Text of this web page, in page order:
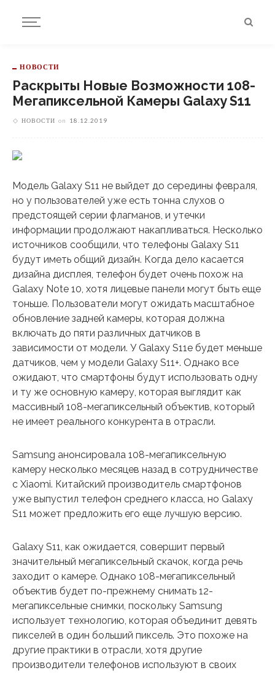
НОВОСТИ
Раскрыты Новые Возможности 108-
Мегапиксельной Камеры Galaxy S11
НОВОСТИ on 18.12.2019
Модель Galaxy S11 не выйдет до середины февраля,
но у пользователей уже есть тонна слухов о
предстоящей серии флагманов, и утечки
информации продолжают накапливаться. Несколько
источников сообщили, что телефоны Galaxy S11
будут иметь общий дизайн. Когда дело касается
дизайна дисплея, телефон будет очень похож на
Galaxy Note 10, хотя лицевые панели могут быть еще
тоньше. Пользователи могут ожидать масштабное
обновление задней камеры, которая должна
включать до пяти различных датчиков в
зависимости от модели. У Galaxy S11e будет меньше
датчиков, чем у модели Galaxy S11+. Однако все
ожидают, что смартфоны будут использовать одну
и ту же основную камеру, которая выглядит как
массивный 108-мегапиксельный объектив, который
не имеет реального конкурента в отрасли.
Samsung анонсировала 108-мегапиксельную
камеру несколько месяцев назад в сотрудничестве
с Xiaomi. Китайский производитель смартфонов
уже выпустил телефон среднего класса, но Galaxy
S11 может предложить его еще лучшую версию.
Galaxy S11, как ожидается, совершит первый
значительный мегапиксельный скачок, когда речь
заходит о камере. Однако 108-мегапиксельный
объектив будет по-прежнему снимать 12-
мегапиксельные снимки, поскольку Samsung
использует технологию, которая объединит девять
пикселей в один больший пиксель. Это похоже на
другие практики в отрасли, хотя другие
производители телефонов используют в своих